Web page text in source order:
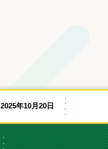
2025年10月20日